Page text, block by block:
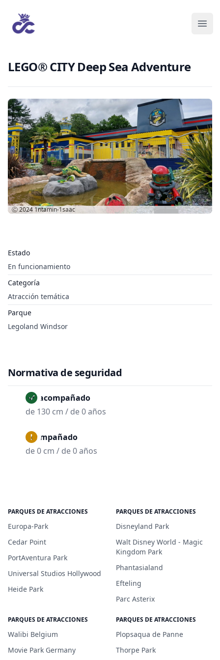
LEGO® CITY Deep Sea Adventure
Estado
En funcionamiento
Categoría
Atracción temática
Parque
Legoland Windsor
Ⓒ 20241ntamin-1saac
Normativa de seguridad
No acompañado
de 130 cm / de 0 años
Acompañado
de 0 cm / de 0 años
PARQUES DE ATRACCIONES
Europa-Park
Cedar Point
PortAventura Park
Universal Studios Hollywood
Heide Park
PARQUES DE ATRACCIONES
Disneyland Park
Walt Disney World - Magic
Kingdom Park
Phantasialand
Efteling
Parc Asterix
PARQUES DE ATRACCIONES
Walibi Belgium
Movie Park Germany
PARQUES DE ATRACCIONES
Plopsaqua de Panne
Thorpe Park